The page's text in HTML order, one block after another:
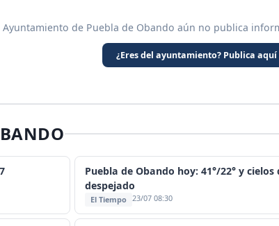
Ayuntamiento de Puebla de Obando aún no publica
¿Eres del ayuntamiento? Publica
Puebla de Obando hoy: 41°/22° y cielos
despejado
El Tiempo 23/07 08:30